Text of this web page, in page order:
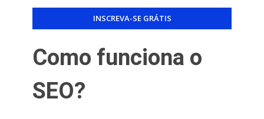
Como funciona o
SEO?